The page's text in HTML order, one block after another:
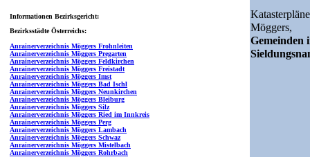
Informationen Bezirksgericht:
Bezirksstädte Österreichs:
Anrainerverzeichnis Möggers Frohnleiten
Anrainerverzeichnis Möggers Pregarten
Anrainerverzeichnis Möggers Feldkirchen
Anrainerverzeichnis Möggers Freistadt
Anrainerverzeichnis Möggers Imst
Anrainerverzeichnis Möggers Bad Ischl
Anrainerverzeichnis Möggers Neunkirchen
Anrainerverzeichnis Möggers Bleiburg
Anrainerverzeichnis Möggers Silz
Anrainerverzeichnis Möggers Ried im Innkreis
Anrainerverzeichnis Möggers Perg
Anrainerverzeichnis Möggers Lambach
Anrainerverzeichnis Möggers Schwaz
Anrainerverzeichnis Möggers Mistelbach
Anrainerverzeichnis Möggers Rohrbach
Möggers,
Gemeinden